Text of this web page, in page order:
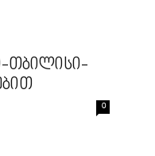
თბილისი-
0